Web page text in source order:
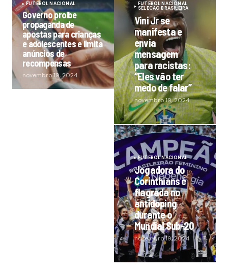
FUTEBOL NACIONAL
Governo proíbe
propaganda de
apostas para crianças
e adolescentes e limita
anúncios de
recompensas
novembro 19, 2024
FUTEBOL NACIONAL
SELECAO BRASILEIRA
Vini Jr se
manifesta e
envia
mensagem
para racistas:
“Eles vão ter
medo de falar”
novembro 19, 2024
FUTEBOL NACIONAL
Jogadora do
Corinthians é
flagrada no
antidoping
durante o
Mundial Sub-20
novembro 19, 2024